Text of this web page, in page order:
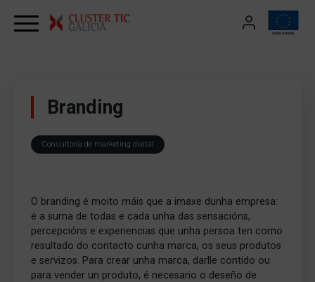
Branding
Consultoría de marketing dixital
O branding é moito máis que a imaxe dunha empresa:
é a suma de todas e cada unha das sensacións,
percepcións e experiencias que unha persoa ten como
resultado do contacto cunha marca, os seus produtos
e servizos. Para crear unha marca, darlle contido ou
para vender un produto, é necesario o deseño de